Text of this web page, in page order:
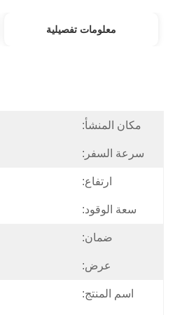
معلومات تفصيلية
مكان المنشأ:
سرعة السفر:
ارتفاع:
سعة الوقود:
ضمان:
عرض:
اسم المنتج: